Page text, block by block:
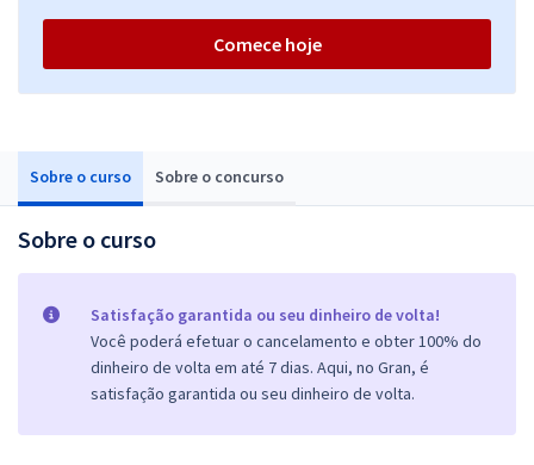
Sobre o curso Sobre o concurso
Sobre o curso
Satisfação garantida ou seu dinheiro de volta!
Você poderá efetuar o cancelamento e obter 100% do
dinheiro de volta em até 7 dias. Aqui, no Gran, é
satisfação garantida ou seu dinheiro de volta.
Comece hoje